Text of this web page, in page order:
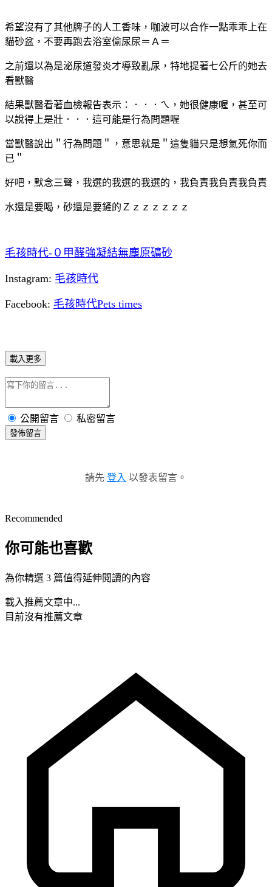
希望沒有了其他牌子的人工香味，咖波可以合作一點乖乖上在
貓砂盆，不要再跑去浴室偷尿尿＝Ａ＝
之前還以為是泌尿道發炎才導致亂尿，特地提著七公斤的她去
看獸醫
結果獸醫看著血檢報告表示：．．．ㄟ，她很健康喔，甚至可
以說得上是壯．．．這可能是行為問題喔
當獸醫說出＂行為問題＂，意思就是＂這隻貓只是想氣死你而
已＂
好吧，默念三聲，我選的我選的我選的，我負責我負責我負責
水還是要喝，砂還是要鏟的Ｚｚｚｚｚｚｚ
毛孩時代-０甲醛強凝結無塵原礦砂
Instagram: 毛孩時代
Facebook: 毛孩時代Pets times
載入更多
公開留言 私密留言
發佈留言
請先 登入 以發表留言。
Recommended
你可能也喜歡
為你精選 3 篇值得延伸閱讀的內容
載入推薦文章中...
目前沒有推薦文章